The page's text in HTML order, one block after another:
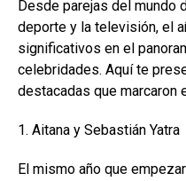
Desde parejas del mundo
deporte y la televisión, el
significativos en el
celebridades. Aquí te
destacadas que marcaron
1. Aitana y Sebastián Yatra
El mismo año que